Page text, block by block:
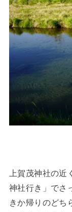
上賀茂神社の
神社行き」でさ
きか帰りのどち